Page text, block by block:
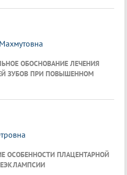
ОБОСНОВАНИЕ ЛЕЧЕНИЯ
ЗУБОВ ПРИ ПОВЫШЕННОМ
ОСОБЕННОСТИ ПЛАЦЕНТАРНОЙ